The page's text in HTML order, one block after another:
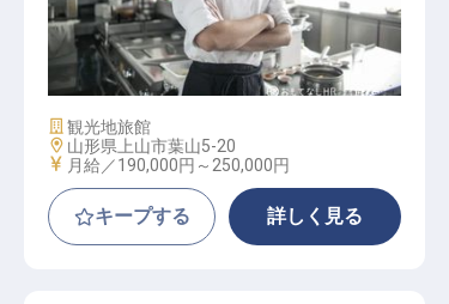
調理
施設業態
観光地旅館
勤務地
山形県上山市葉山5-20
給与
月給／190,000円～ 250,000円
キープする 詳しく見る